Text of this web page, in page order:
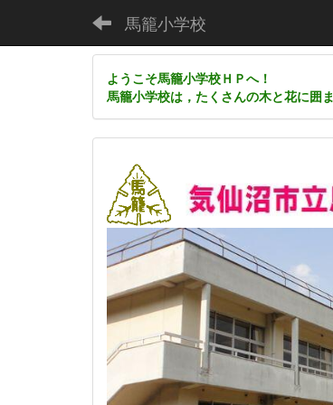
馬籠小学校
ようこそ馬籠小学校ＨＰへ！
馬籠小学校は，たくさんの木と花に囲